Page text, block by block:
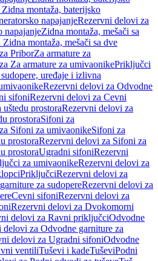
montaža, baterijsko
napajanjeRezervni delovi za
napajanjeZidna montaža, mešači sa
montaža, mešači sa dve
PriborZa armature za
Za armature za umivaonikePriključci
uređaje i izlivna
Rezervni delovi za Odvodne
sifoniRezervni delovi za Cevni
prostoraRezervni delovi za
prostoraSifoni za
Sifoni za umivaonikeSifoni za
prostoraRezervni delovi za Sifoni za
prostoraUgradni sifoniRezervni
za umivaonikeRezervni delovi za
PriključciRezervni delovi za
za sudopereRezervni delovi za
Cevni sifoniRezervni delovi za
Rezervni delovi za Dvokomorni
delovi za Ravni priključciOdvodne
delovi za Odvodne garniture za
delovi za Ugradni sifoniOdvodne
ventiliTuševi i kadeTuševiPodni